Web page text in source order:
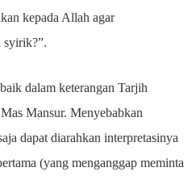
kepada Allah agar
syirik?”.
dalam keterangan Tarjih
Mansur. Menyebabkan
dapat diarahkan interpretasinya
(yang menganggap meminta